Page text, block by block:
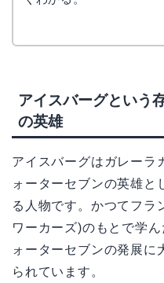
アイスバーグとい
の英雄
アイスバーグはガレーラ
ォーターセブンの英雄と
る人物です。かつてフラ
ワーカーズ)のもとで学
ォーターセブンの発展に
られています。